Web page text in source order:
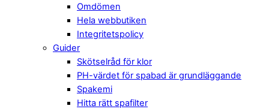
Omdömen
Hela webbutiken
Integritetspolicy
Guider
Skötselråd för klor
PH-värdet för spabad är grundläggande
Spakemi
Hitta rätt spafilter